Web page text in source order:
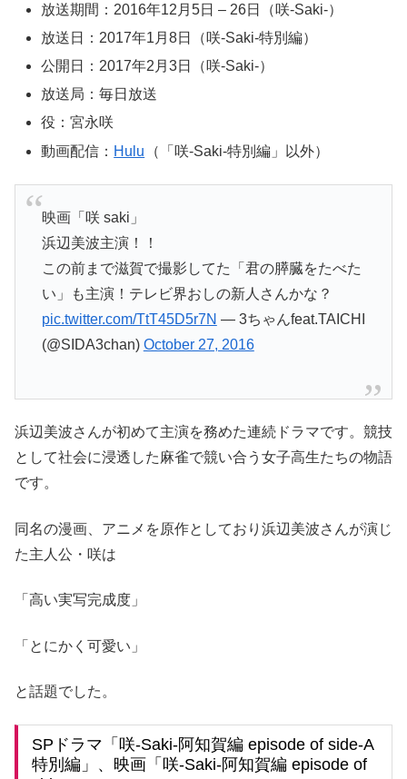
放送期間： 2016年12月5日 – 26日（咲-Saki-）
放送日： 2017年1月8日（咲-Saki-特別編）
公開日：2017年2月3日（咲-Saki-）
放送局：毎日放送
役：宮永咲
動画配信： Hulu （「 咲-Saki-特別編 」以外）
映画「咲 saki」
浜辺美波主演！！
この前まで滋賀で撮影してた「君の膵臓をたべた
い」も主演！テレビ界おしの新人さんかな？
pic.twitter.com/TtT45D5r7N — 3ちゃんfeat.TAICHI
(@SIDA3chan) October 27, 2016
浜辺美波さんが初めて主演を務めた連続ドラマです。競技
として社会に浸透した麻雀で競い合う女子高生たちの物語
です。
同名の漫画、アニメを原作としており浜辺美波さんが演じ
た主人公・咲は
「高い実写完成度」
「とにかく可愛い」
と話題でした。
SPドラマ「咲-Saki-阿知賀編 episode of side-A
特別編」、映画「咲-Saki-阿知賀編 episode of